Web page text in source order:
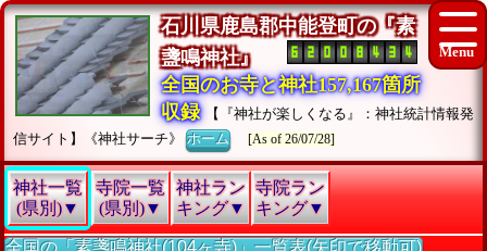
石川県鹿島郡中能登町の『素
盞鳴神社』
全国のお寺と神社157,167箇所
収録
【『神社が楽しくなる』：神社統計情報発
信サイト】《神社サーチ》ホーム [As of 26/07/28]
神社一覧
(県別)▼
寺院一覧
(県別)▼
神社ラン
キング▼
寺院ラン
キング▼
全国の「素盞鳴神社(104ヶ寺)」一覧表(矢印で移動可)